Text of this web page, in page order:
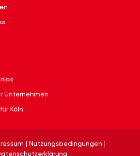
Unternehmen
Köln
| Nutzungsbedingungen |